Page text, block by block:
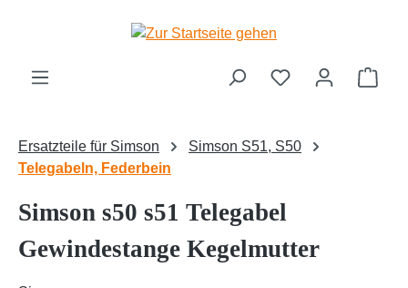
Zum Hauptinhalt springen
Ersatzteile für Simson
Simson S51, S50
Telegabeln, Federbein
Simson s50 s51 Telegabel
Gewindestange Kegelmutter